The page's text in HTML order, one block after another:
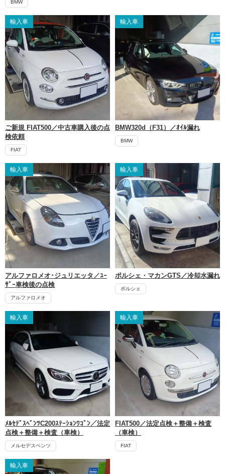
BMW
輸入車
ご新規 FIAT500／中古車購入後の点
検依頼
FIAT
輸入車
BMW320d（F31）／ｵｲﾙ漏れ
BMW
輸入車
アルファロメオ･ジュリエッタ／ﾕｰ
ｻﾞｰ車検後の点検
アルファロメオ
輸入車
ポルシェ・マカンGTS／冷却水漏れ
ポルシェ
輸入車
ﾒﾙｾﾃﾞｽﾍﾞﾝﾂC200ｽﾃｰｼｮﾝﾜｺﾞﾝ／法定
点検＋整備＋検査（車検）
メルセデスベンツ
輸入車
FIAT500／法定点検＋整備＋検査
（車検）
FIAT
輸入車